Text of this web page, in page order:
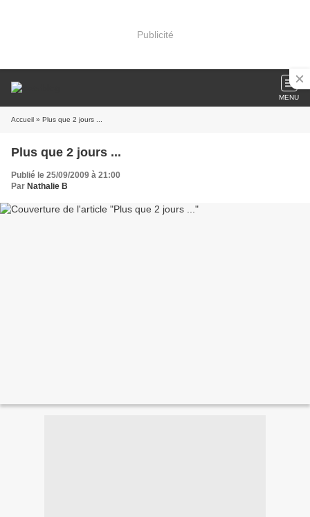
Publicité
MENU
Accueil » Plus que 2 jours ...
Plus que 2 jours ...
Publié le 25/09/2009 à 21:00
Par Nathalie B